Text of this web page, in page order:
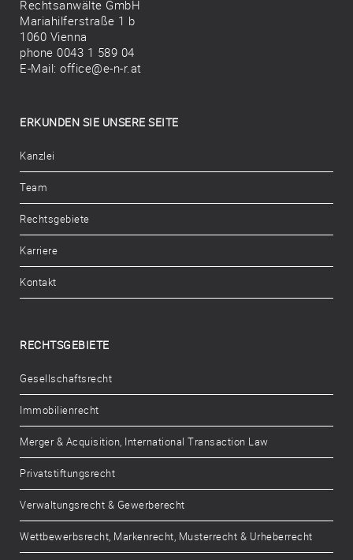
e
n
Rechtsanwälte GmbH
Mariahilferstraße 1 b
1060 Vienna
phone 0043 1 589 04
E-Mail: office@e-n-r.at
ERKUNDEN SIE UNSERE SEITE
Kanzlei
Team
Rechtsgebiete
Karriere
Kontakt
RECHTSGEBIETE
Gesellschaftsrecht
Immobilienrecht
Merger & Acquisition, International Transaction Law
Privatstiftungsrecht
Verwaltungsrecht & Gewerberecht
Wettbewerbsrecht, Markenrecht, Musterrecht & Urheberrecht